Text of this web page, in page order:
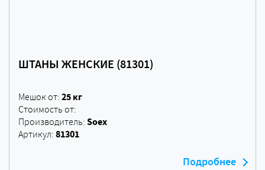
ШТАНЫ ЖЕНСКИЕ (81301)
Мешок от: 25 кг
Стоимость от:
Производитель: Soex
Артикул: 81301
Подробнее